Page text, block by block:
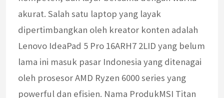
akurat. Salah satu laptop yang layak
dipertimbangkan oleh kreator konten adalah
Lenovo IdeaPad 5 Pro 16ARH7 2LID yang belum
lama ini masuk pasar Indonesia yang ditenagai
oleh prosesor AMD Ryzen 6000 series yang
powerful dan efisien. Nama ProdukMSI Titan